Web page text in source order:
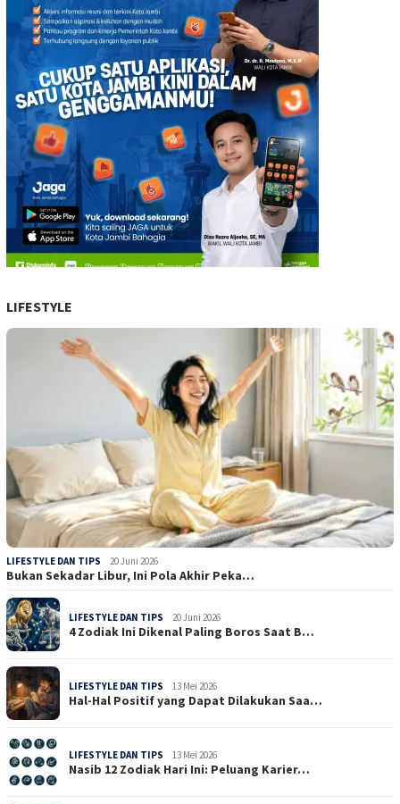
LIFESTYLE
LIFESTYLE DAN TIPS 20 Juni 2026
Bukan Sekadar Libur, Ini Pola Akhir Peka…
LIFESTYLE DAN TIPS 20 Juni 2026
4 Zodiak Ini Dikenal Paling Boros Saat B…
LIFESTYLE DAN TIPS 13 Mei 2026
Hal-Hal Positif yang Dapat Dilakukan Saa…
LIFESTYLE DAN TIPS 13 Mei 2026
Nasib 12 Zodiak Hari Ini: Peluang Karier…